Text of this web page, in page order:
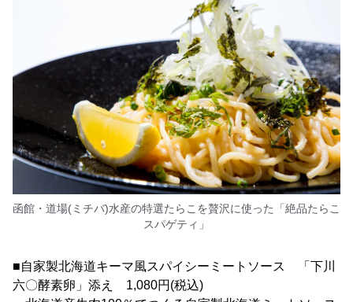
函館・道場(ミチバ)水産の特選たらこを贅沢に使った「絶品たらこ
スパゲティ」
■自家製北海道キーマ風スパイシーミートソース 「下川
六〇酵素卵」添え 1,080円(税込)